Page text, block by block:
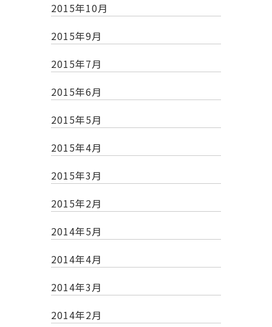
2015年10月
2015年9月
2015年7月
2015年6月
2015年5月
2015年4月
2015年3月
2015年2月
2014年5月
2014年4月
2014年3月
2014年2月